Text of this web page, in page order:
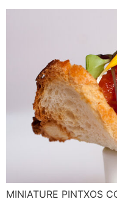
MINIATURE PINTXOS